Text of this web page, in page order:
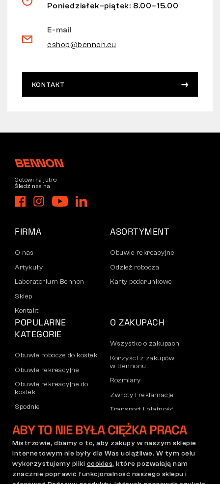
Poniedziałek–piątek: 8.00–15.00
E-mail
eshop@bennon.eu
KONTAKT
Gotowi na jutro
Śledź nas na
FIRMA
O nas
Artykuły
Laboratorium Bennon
Sklep
Kontakt
ASORTYMENT
Obuwie rekreacyjne
Odzież robocza
Karty podarunkowe
POPULARNE
KATEGORIE
Obuwie robocze do kostek
Obuwie rekreacyjne
Obuwie rekreacyjne do
kostek
Spodnie
O ZAKUPACH
Wszystko o zakupach
Korzyści z zakupów
w Bennonu
Rozmiary
Zwroty i reklamacje
Transport i płatność
Konto firmowe
Rejestracja partnerów B2B
Reklamacje i gwarancja
ABY TO NIE BYŁA CIĘŻKA PRACA
Mistrzowie, dbamy o to, aby zakupy w naszym sklepie
internetowym nie były dla Was uciążliwe. W tym celu
wykorzystujemy pliki cookies, które pozwalają nam
znacznie poprawić funkcjonalność naszego sklepu i